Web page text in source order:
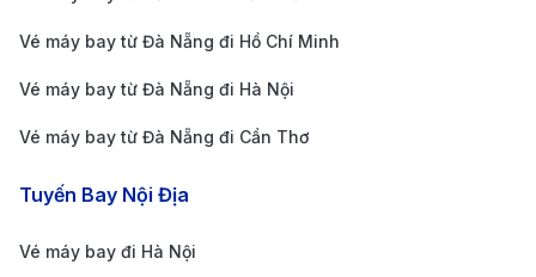
Xe buýt sân bay phương tiện phổ biến và thuận tiện
Từ Sân bay Kumamoto (KMJ) về trung tâm thành phố
Kumamoto, du khách có thể lựa chọn các phương tiện
Xe buýt sân bay
Vé máy bay từ Đà Nẵng đi Hồ Chí Minh
Vé máy bay từ Đà Nẵng đi Hà Nội
Vé máy bay từ Đà Nẵng đi Cần Thơ
Tuyến Bay Nội Địa
Vé máy bay đi Hà Nội